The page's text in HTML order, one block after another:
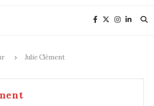
Julie Clément